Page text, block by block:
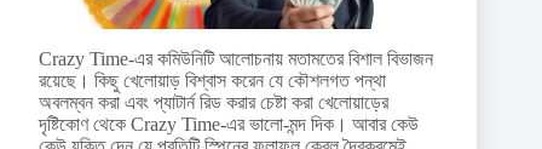
Crazy Time-এর কমিউনিটি আলোচনায় মতামতের বিশাল বিভাজন
রয়েছে। কিছু খেলোয়াড় বিশ্বাস করেন যে কৌশলগত পন্থা
অবলম্বন করা এবং প্যাটার্ন রিড করার চেষ্টা করা খেলোয়াড়ের
দৃষ্টিকোণ থেকে Crazy Time-এর ভালো-মন্দ দিক। আবার কেউ